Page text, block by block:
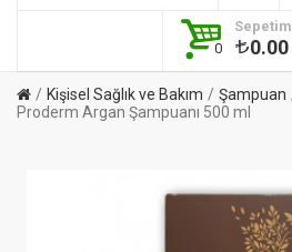
Sepetim
0
0.00
Kişisel Sağlık ve Bakım
Şampuan
Proderm Argan Şampuanı 500 ml